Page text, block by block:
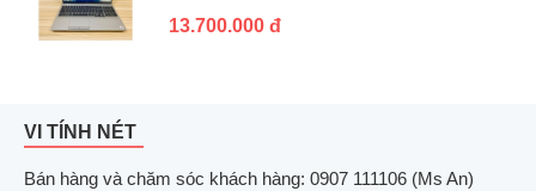
13.700.000 đ
VI TÍNH NÉT
Bán hàng và chăm sóc khách hàng: 0907 111106 (Ms An)